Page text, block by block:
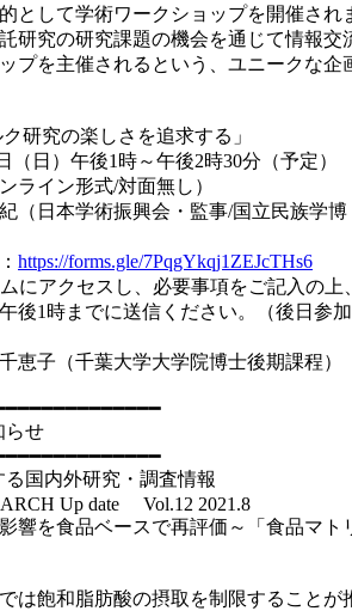
として学術ワークショップを開催され
研究の研究課題の機会を通じて情報交
プを主催されるという、ユニークな企
研究の楽しさを追求する」
（日）午後1時～午後2時30分（予定）
ライン形式/対面無し）
（日本学術振興会・監事/国立民族学博
https://forms.gle/7PqgYkqj1ZEJcTHs6
にアクセスし、必要事項をご記入の上、
後1時までに送信ください。（後日参加
恵子（千葉大学大学院博士後期課程）
らせ
国内外研究・調査情報
Up date Vol.12 2021.8
響を食品ベースで再評価～「食品マト
は飽和脂肪酸の摂取を制限することが